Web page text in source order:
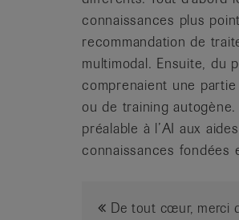
connaissances plus
recommandation de
multimodal. Ensuite, du
comprenaient une
ou de training
préalable à l’AI aux
connaissances
De tout cœur, merci